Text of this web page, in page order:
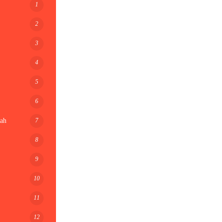
1
2
3
4
5
6
7
8
9
10
11
12